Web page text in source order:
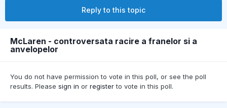
Reply to this topic
McLaren - controversata racire a franelor si a
anvelopelor
You do not have permission to vote in this poll, or see the poll
results. Please sign in or registerto vote in this poll.